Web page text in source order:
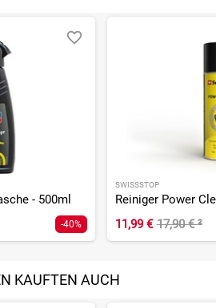
- 500ml
-40%
SWISSSTOP
11,99 € 17,90 €²
KAUFTEN AUCH